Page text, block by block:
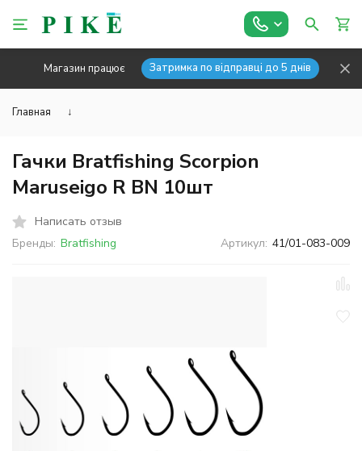
Магазин працює Затримка по відправці до 5 днів
Главная ↓
Гачки Bratfishing Scorpion
Maruseigo R BN 10шт
Написать отзыв
Бренды: Bratfishing Артикул: 41/01-083-009